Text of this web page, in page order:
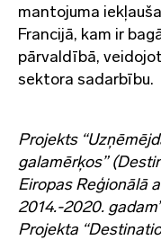
mantojuma
Francijā, kam ir
pārvaldībā,
sektora sadarbību.
Projekts
galamērķos”
Eiropas Reģionālā
2014.-2020.
Projekta